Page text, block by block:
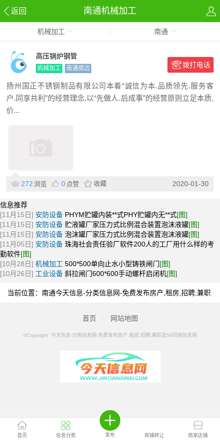
返回 南通机械加工
首页 信息分类 发布 商铺转让 商家店铺
机械加工 南通
高压锅炉钢管
机械加工 南通周边 拨打电话
扬州国正不锈钢制品有限公司本着“诚信为本.品质领先.服务客
户.同享共利”的经营理念,以“先做人.后成事”的经营原则立足本质,
价...
272 浏览 0 点赞 收藏 2020-01-30
信息推荐
[11月15日] 安防设备 PHYM贮罐内装**式PHY贮罐内无**式[图]
[11月15日] 安防设备 贮液罐厂家压力式比例混合装置泡沫液罐[图]
[11月15日] 安防设备 泡沫罐厂家压力式比例混合装置泡沫液罐[图]
[11月05日] 安防设备 珠海社会责任验厂软件200人的工厂用什么样的考
勤软件[图]
[10月28日] 机械加工 500*500单向止水小型铸铁闸门[图]
[10月26日] 工业设备 斜拉闸门600*600手动螺杆启闭机[图]
当前位置： 南通今天信息-分类信息网-免费发布房产,租房,招聘,兼职
首页 网站地图
©Copyright 今天信息-分类信息网-免费发布房产,租房,招聘,兼职及58同城信息网